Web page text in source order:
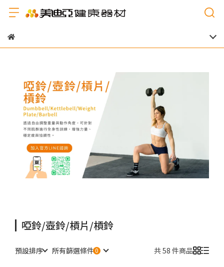
啞鈴/壺鈴/槓片/槓鈴
預設排序 所有篩選條件 共 58 件商品